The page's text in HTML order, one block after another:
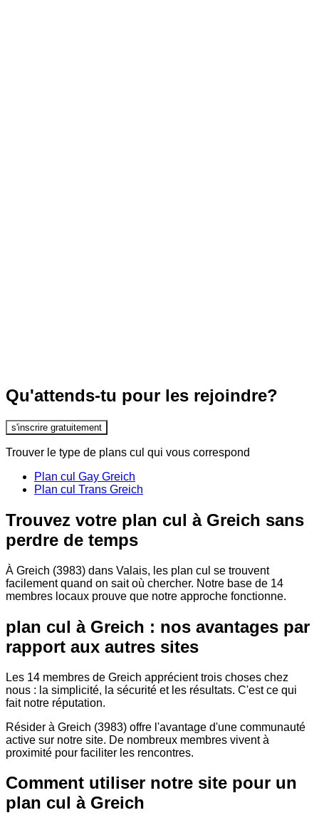
Qu'attends-tu pour les rejoindre?
s'inscrire gratuitement
Trouver le type de plans cul qui vous correspond
Plan cul Gay Greich
Plan cul Trans Greich
Trouvez votre plan cul à Greich sans
perdre de temps
À Greich (3983) dans Valais, les plan cul se trouvent
facilement quand on sait où chercher. Notre base de 14
membres locaux prouve que notre approche fonctionne.
plan cul à Greich : nos avantages par
rapport aux autres sites
Les 14 membres de Greich apprécient trois choses chez
nous : la simplicité, la sécurité et les résultats. C'est ce qui
fait notre réputation.
Résider à Greich (3983) offre l'avantage d'une communauté
active sur notre site. De nombreux membres vivent à
proximité pour faciliter les rencontres.
Comment utiliser notre site pour un
plan cul à Greich